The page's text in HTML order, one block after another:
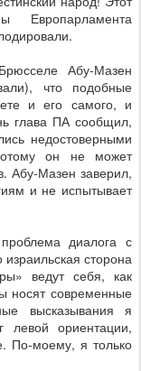
Европарламента
Абу-Мазен
что подобные
и его самого, и
глава ПА сообщил,
недостоверными
он не может
Абу-Мазен заверил,
и не испытывает
диалога с
сторона
ведут себя, как
носят современные
высказывания я
левой ориентации,
По-моему, я только